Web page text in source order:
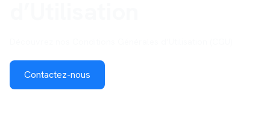
Contactez-nous